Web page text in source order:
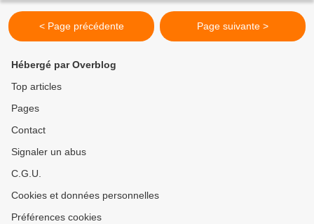
< Page précédente Page suivante >
Hébergé par Overblog
Top articles
Pages
Contact
Signaler un abus
C.G.U.
Cookies et données personnelles
Préférences cookies